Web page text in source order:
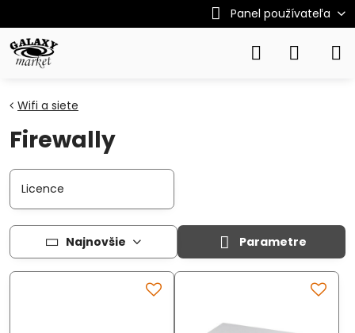
Panel používateľa
Wifi a siete
Firewally
Licence
Najnovšie Parametre